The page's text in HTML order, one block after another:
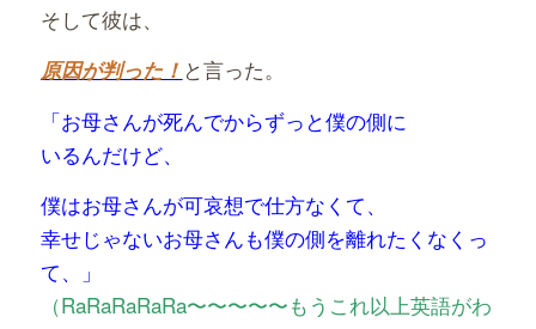
そして彼は、
原因が判った！ と言った。
「お母さんが死んでからずっと僕の側に
いるんだけど、
僕はお母さんが可哀想で仕方なくて、
幸せじゃないお母さんも僕の側を離れたくなくっ
て、」
（RaRaRaRaRa〜〜〜〜〜もうこれ以上英語がわ